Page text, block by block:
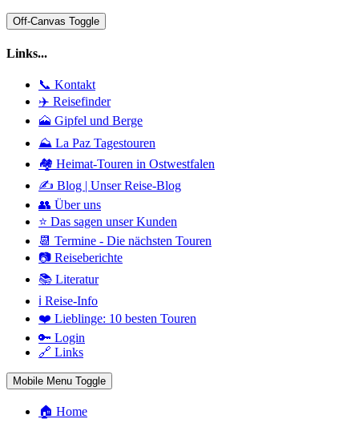
Off-Canvas Toggle
Links...
📞 Kontakt
✈️ Reisefinder
🗻 Gipfel und Berge
⛰️ La Paz Tagestouren
🏘️ Heimat-Touren in Ostwestfalen
✍️ Blog | Unser Reise-Blog
👥 Über uns
⭐ Das sagen unser Kunden
📆 Termine - Die nächsten Touren
📷 Reiseberichte
📚 Literatur
ℹ️ Reise-Info
❤️ Lieblinge: 10 besten Touren
🔑 Login
🔗 Links
Mobile Menu Toggle
🏠 Home